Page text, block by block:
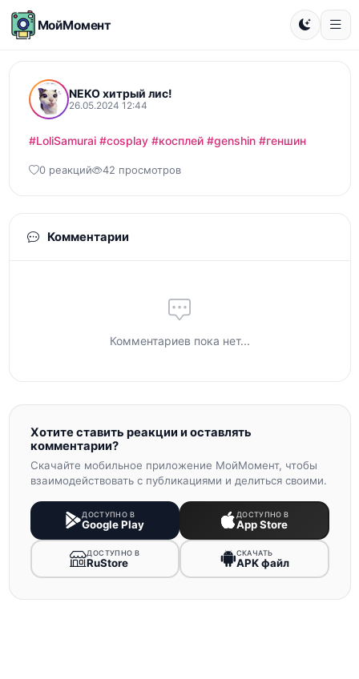
МойМомент
NEKO хитрый лис!
26.05.2024 12:44
#LoliSamurai #cosplay #косплей #genshin #геншин
0 реакций 42 просмотров
Комментарии
Комментариев пока нет...
Хотите ставить реакции и оставлять
комментарии?
Скачайте мобильное приложение МойМомент, чтобы
взаимодействовать с публикациями и делиться своими.
ДОСТУПНО В
Google Play
ДОСТУПНО В
App Store
ДОСТУПНО В
RuStore
СКАЧАТЬ
APK файл